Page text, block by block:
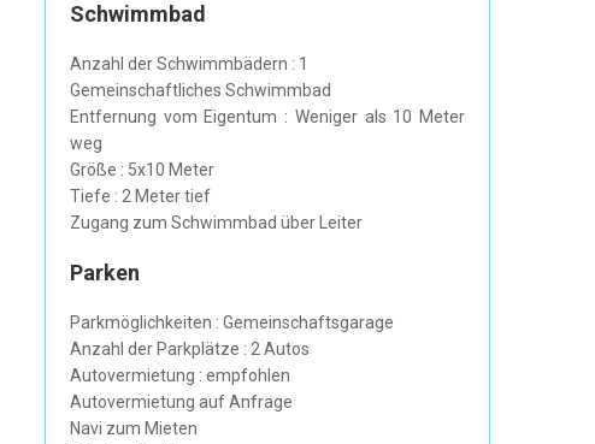
Schwimmbad
Anzahl der Schwimmbädern : 1
Gemeinschaftliches Schwimmbad
Entfernung vom Eigentum : Weniger als 10 Meter
weg
Größe : 5x10 Meter
Tiefe : 2 Meter tief
Zugang zum Schwimmbad über Leiter
Parken
Parkmöglichkeiten : Gemeinschaftsgarage
Anzahl der Parkplätze : 2 Autos
Autovermietung : empfohlen
Autovermietung auf Anfrage
Navi zum Mieten